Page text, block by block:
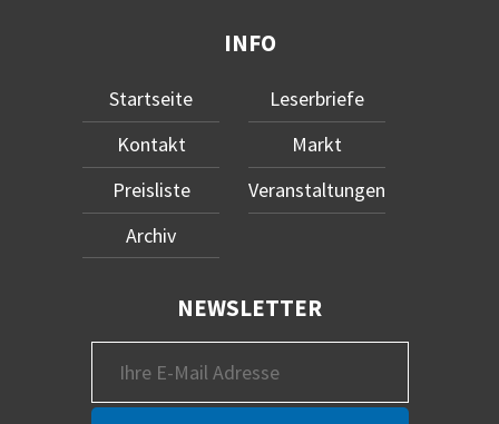
INFO
Startseite
Kontakt
Preisliste
Archiv
Leserbriefe
Markt
Veranstaltungen
NEWSLETTER